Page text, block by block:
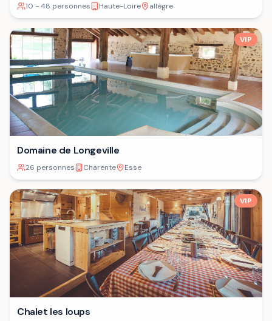
10 - 48 personnes
Haute-Loire allègre
VIP
Domaine de Longeville
26 personnes Charente Esse
VIP
Chalet les loups